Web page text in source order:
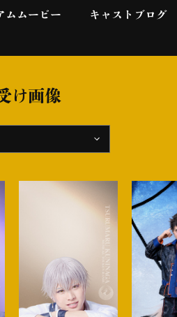
ムムービー キャストブログ
け画像